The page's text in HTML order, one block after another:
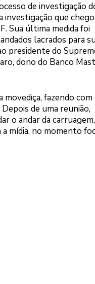
de investigação
que
Sua última medida foi
lacrados para
presidente do
dono do Banco
fazendo com
de uma reunião,
o andar da
mídia, no momento